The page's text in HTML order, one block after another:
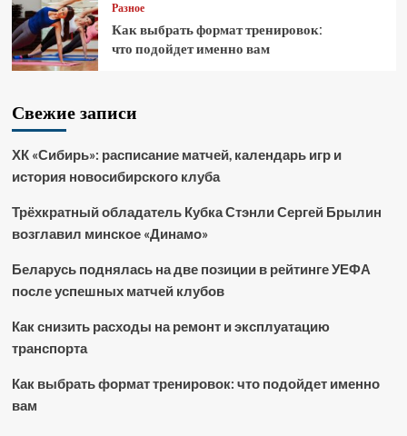
Разное
Как выбрать формат тренировок:
что подойдет именно вам
Свежие записи
ХК «Сибирь»: расписание матчей, календарь игр и
история новосибирского клуба
Трёхкратный обладатель Кубка Стэнли Сергей Брылин
возглавил минское «Динамо»
Беларусь поднялась на две позиции в рейтинге УЕФА
после успешных матчей клубов
Как снизить расходы на ремонт и эксплуатацию
транспорта
Как выбрать формат тренировок: что подойдет именно
вам